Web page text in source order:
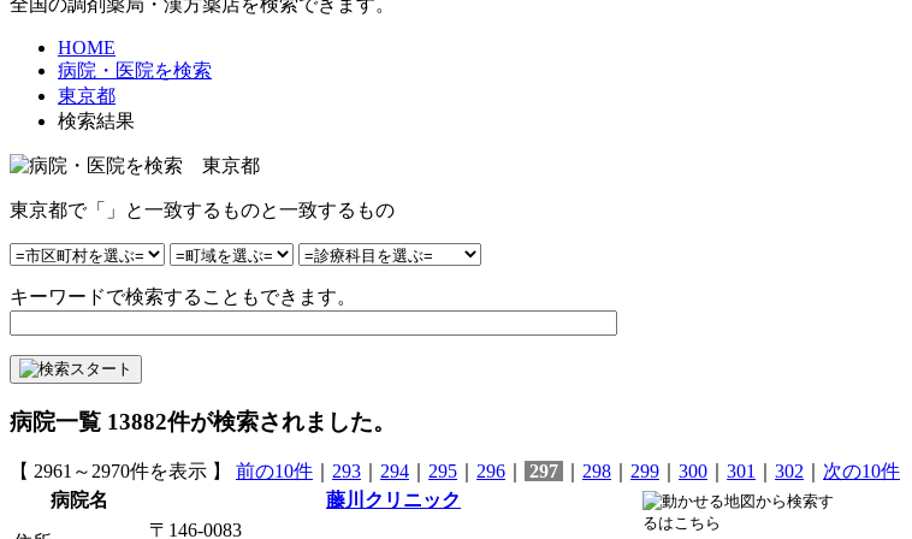
HOME
病院・医院を検索
東京都
検索結果
東京都で「」と一致するものと一致するもの
キーワードで検索することもできます。
病院一覧 13882件が検索されました。
【 2961～2970件を表示 】 前の10件 293 294 295 296 297 298 299 300 301 302
次の10件
病院名
藤川クリニック
〒146-0083